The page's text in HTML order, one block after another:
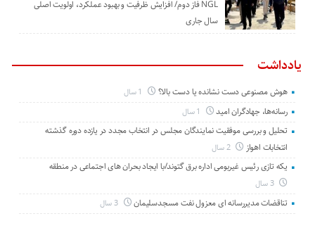
NGL فاز دوم/ افزایش ظرفیت و بهبود عملکرد، اولویت اصلی
سال جاری
یادداشت
هوش مصنوعی دست نشانده یا دست بالا؟
رسانه‌ها، جهادگران امید
تحلیل و بررسی موفقیت نمایندگان مجلس در انتخاب مجدد در یازده دوره گذشته
انتخابات اهواز
2 سال
یکه تازی رئیس غیربومی اداره برق گتوند/با ایجاد بحران های اجتماعی در منطقه
3 سال
تناقضات مدیررسانه ای معزول نفت مسجدسلیمان 3 سال